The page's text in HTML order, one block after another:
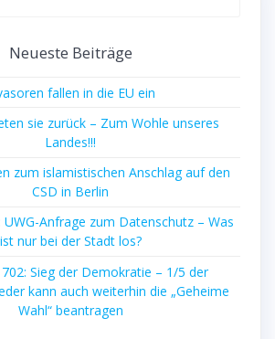
Neueste Beiträge
fallen in die EU ein
sie zurück – Zum Wohle unseres
Landes!!!
zum islamistischen Anschlag auf den
CSD in Berlin
Anfrage zum Datenschutz – Was
ist nur bei der Stadt los?
Sieg der Demokratie – 1/5 der
kann auch weiterhin die „Geheime
Wahl“ beantragen